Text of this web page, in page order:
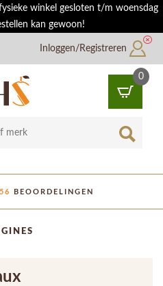
winkel gesloten t/m woensdag
kan gewoon!
Inloggen/Registreren
0
BEOORDELINGEN